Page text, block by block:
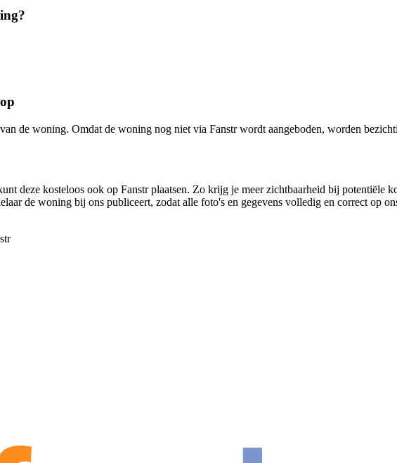
de woning. Omdat de woning nog niet via Fanstr wordt aangeboden, worden
deze kosteloos ook op Fanstr plaatsen. Zo krijg je meer zichtbaarheid bij potentiële
de woning bij ons publiceert, zodat alle foto's en gegevens volledig en correct op